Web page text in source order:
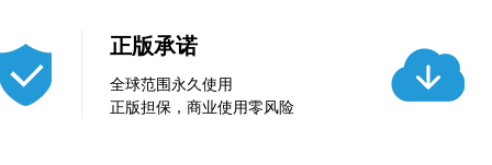
正版承诺
全球范围永久使用
正版担保，商业使用零风险